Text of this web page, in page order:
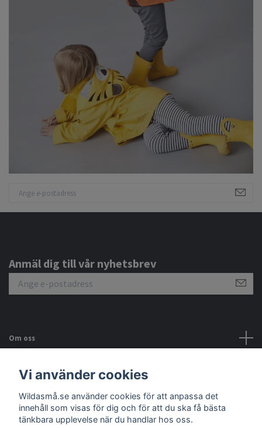
Anmäl dig till vår nyhetsbrev
Om oss
Kundtjänst
Sociala medier
Vi använder cookies
Wildasmå.se använder cookies för att anpassa det
innehåll som visas för dig och för att du ska få bästa
tänkbara upplevelse när du handlar hos oss.